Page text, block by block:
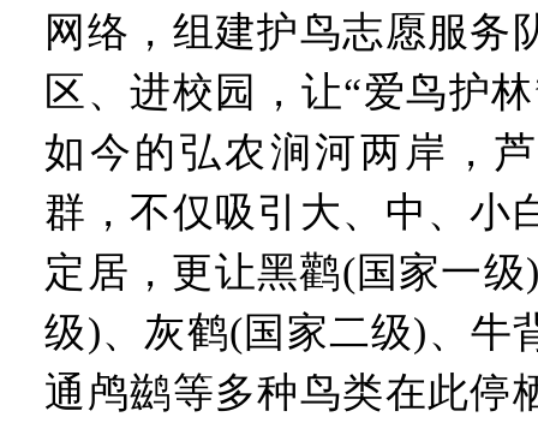
网络，组建护鸟志愿服务
区、进校园，让“爱鸟护
如今的弘农涧河两岸，
群，不仅吸引大、中、小
定居，更让黑鹳(国家一
级)、灰鹤(国家二级)、牛
通鸬鹚等多种鸟类在此停